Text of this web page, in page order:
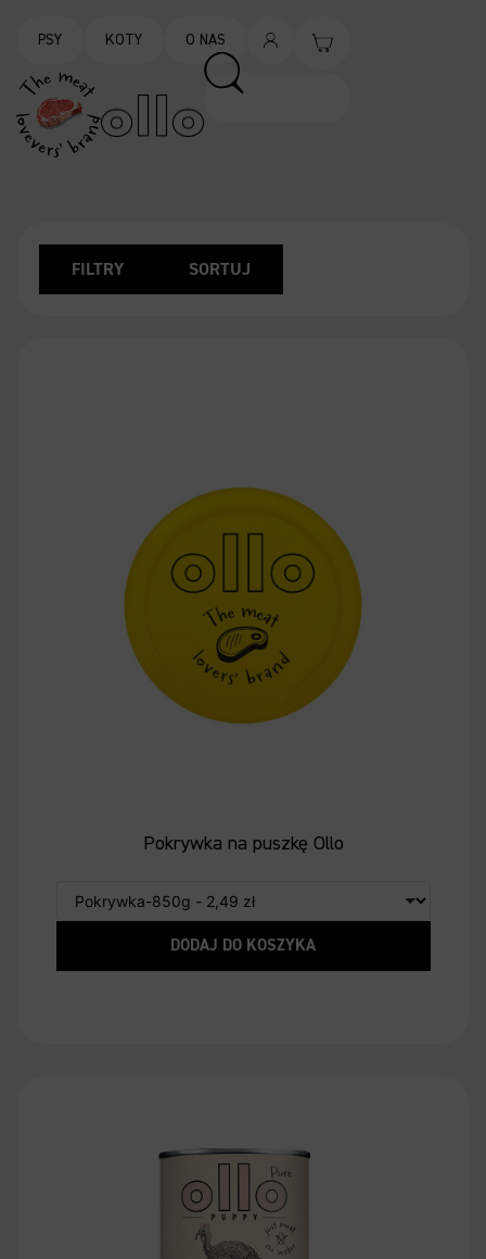
PSY KOTY O NAS
FILTRY SORTUJ
Pokrywka na puszkę Ollo
DODAJ DO KOSZYKA